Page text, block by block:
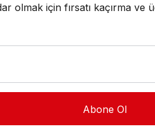
olmak için fırsatı kaçırma ve